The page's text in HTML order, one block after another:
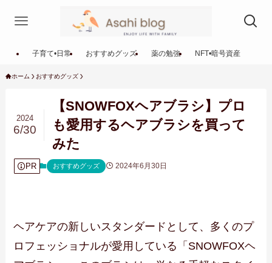
子育て•日常 おすすめグッズ 薬の勉強 NFT•暗号資産
ホーム おすすめグッズ
【SNOWFOXヘアブラシ】プロ
も愛用するヘアブラシを買って
みた
2024
6/30
PR おすすめグッズ 2024年6月30日
ヘアケアの新しいスタンダードとして、多くのプ
ロフェッショナルが愛用している「SNOWFOXヘ